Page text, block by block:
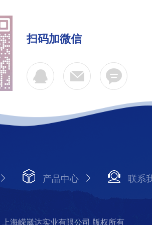
扫码加微信
产品中心 联系
海嵘崴达实业有限公司 版权所有